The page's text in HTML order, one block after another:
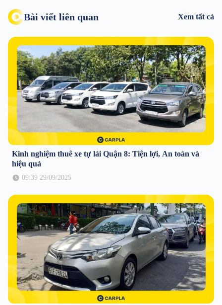
Bài viết liên quan Xem tất cả
Kinh nghiệm thuê xe tự lái Quận 8: Tiện lợi, An toàn và
hiệu quả
09:39 29/09/2025